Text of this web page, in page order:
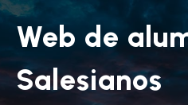
Web de
Salesianos